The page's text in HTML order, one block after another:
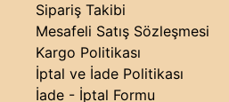
Sipariş Takibi
Mesafeli Satış Sözleşmesi
Kargo Politikası
İptal ve İade Politikası
İade - İptal Formu